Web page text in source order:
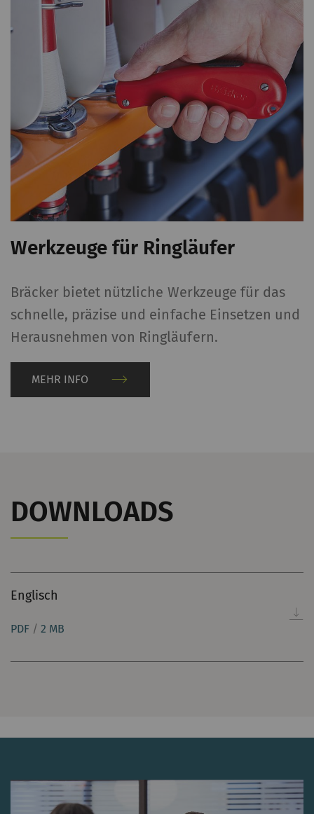
Werkzeuge für Ringläufer
Bräcker bietet nützliche Werkzeuge für das
schnelle, präzise und einfache Einsetzen und
Herausnehmen von Ringläufern.
MEHR INFO
DOWNLOADS
Englisch
PDF /2 MB